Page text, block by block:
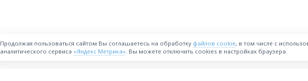
Продолжая пользоваться сайтом Вы соглашаетесь на обработку файлов cookie, в том числе с
аналитического сервиса «Яндекс Метрика». Вы можете отключить cookies в настройках браузера.